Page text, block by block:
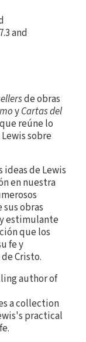
and
de obras
yCartas del
reúne lo
sobre
ideas de Lewis
en nuestra
obras
estimulante
que los
fe y
Cristo.
author of
a collection
practical